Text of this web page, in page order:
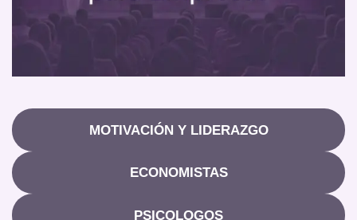
MOTIVACIÓN Y LIDERAZGO
ECONOMISTAS
PSICOLOGOS